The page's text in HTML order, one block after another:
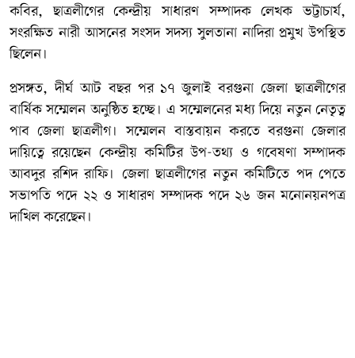
কবির, ছাত্রলীগের কেন্দ্রীয় সাধারণ সম্পাদক লেখক ভট্টাচার্য,
সংরক্ষিত নারী আসনের সংসদ সদস্য সুলতানা নাদিরা প্রমুখ উপস্থিত
ছিলেন।
প্রসঙ্গত, দীর্ঘ আট বছর পর ১৭ জুলাই বরগুনা জেলা ছাত্রলীগের
বার্ষিক সম্মেলন অনুষ্ঠিত হচ্ছে। এ সম্মেলনের মধ্য দিয়ে নতুন নেতৃত্ব
পাব জেলা ছাত্রলীগ। সম্মেলন বাস্তবায়ন করতে বরগুনা জেলার
দায়িত্বে রয়েছেন কেন্দ্রীয় কমিটির উপ-তথ্য ও গবেষণা সম্পাদক
আবদুর রশিদ রাফি। জেলা ছাত্রলীগের নতুন কমিটিতে পদ পেতে
সভাপতি পদে ২২ ও সাধারণ সম্পাদক পদে ২৬ জন মনোনয়নপত্র
দাখিল করেছেন।